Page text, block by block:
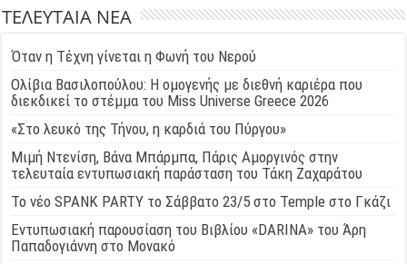
ΤΕΛΕΥΤΑΙΑ ΝΕΑ
Όταν η Τέχνη γίνεται η Φωνή του Νερού
Ολίβια Βασιλοπούλου: Η ομογενής με διεθνή καριέρα που
διεκδικεί το στέμμα του Miss Universe Greece 2026
«Στο λευκό της Τήνου, η καρδιά του Πύργου»
Μιμή Ντενίση, Βάνα Μπάρμπα, Πάρις Αμοργινός στην
τελευταία εντυπωσιακή παράσταση του Τάκη Ζαχαράτου
Το νέο SPANK PARTY το Σάββατο 23/5 στο Temple στο Γκάζι
Εντυπωσιακή παρουσίαση του Βιβλίου «DARINA» του Άρη
Παπαδογιάννη στο Μονακό